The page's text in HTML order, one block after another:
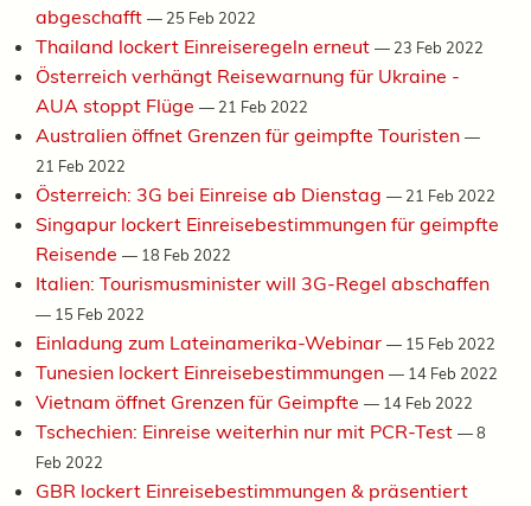
abgeschafft — 25 Feb 2022
Thailand lockert Einreiseregeln erneut — 23 Feb 2022
Österreich verhängt Reisewarnung für Ukraine -
AUA stoppt Flüge — 21 Feb 2022
Australien öffnet Grenzen für geimpfte Touristen —
21 Feb 2022
Österreich: 3G bei Einreise ab Dienstag — 21 Feb 2022
Singapur lockert Einreisebestimmungen für geimpfte
Reisende — 18 Feb 2022
Italien: Tourismusminister will 3G-Regel abschaffen
— 15 Feb 2022
Einladung zum Lateinamerika-Webinar — 15 Feb 2022
Tunesien lockert Einreisebestimmungen — 14 Feb 2022
Vietnam öffnet Grenzen für Geimpfte — 14 Feb 2022
Tschechien: Einreise weiterhin nur mit PCR-Test —8
Feb 2022
GBR lockert Einreisebestimmungen & präsentiert